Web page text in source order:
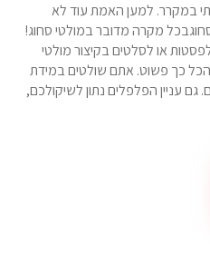
במקרר. למען האמת עוד לא
מקרה מדובר במולטי סחוג!
או לסלטים בקיצור מולטי
כך פשוט. אתם שולטים במידת
גם עניין הפלפלים נתון לשיקולכם,